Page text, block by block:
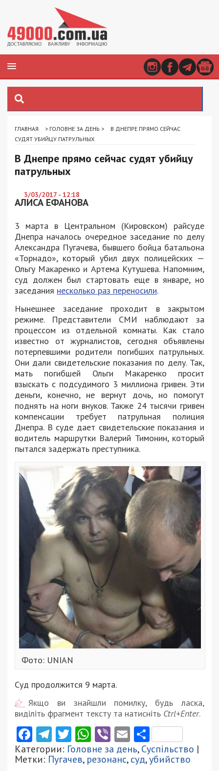
ГЛАВНАЯ > ГОЛОВНЕ ЗА ДЕНЬ >
В ДНЕПРЕ ПРЯМО СЕЙЧАС
СУДЯТ УБИЙЦУ ПАТРУЛЬНЫХ
В Днепре прямо сейчас судят убийцу
патрульных
3/03/2017 - 12:18
АЛИСА ЕФАНОВА
3 марта в Центральном (Кировском) райсуде
Днепра началось очередное заседание по делу
Александра Пугачева, бывшего бойца батальона
«Торнадо», который убил двух полицейских —
Ольгу Макаренко и Артема Кутушева. Напомним,
суд должен был стартовать еще в январе, но
заседания несколько раз переносили.
Нынешнее заседание проходит в закрытом
режиме. Представители СМИ наблюдают за
процессом из отдельной комнаты. Как стало
известно от журналистов, сегодня объявлены
потерпевшими родители погибших патрульных.
Они дали свидетельские показания по делу. Так,
мать погибшей Ольги Макаренко просит
взыскать с подсудимого 3 миллиона гривен. Эти
деньги, конечно, не вернут дочь, но помогут
поднять на ноги внуков. Также 24 тысячи гривен
компенсации требует патрульная полиция
Днепра. В суде дает свидетельские показания и
водитель маршрутки Валерий Тимонин, который
пытался задержать преступника.
Фото: UNIAN
Суд продолжится 9 марта.
Якщо ви знайшли помилку, будь ласка,
виділіть фрагмент тексту та натисніть Ctrl+Enter.
Facebook
Telegram
Twitter
WhatsApp
ViberEmail
Категории: Головне за день,Суспільство |
Метки: Пугачев, резонанс,суд,убийство